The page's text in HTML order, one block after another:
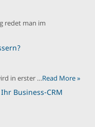
redet man im
in erster …Read More »
Business-CRM